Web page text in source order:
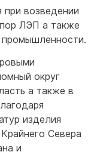
при возведении
ЛЭП а также
округ
а также в
изделия
Севера
и